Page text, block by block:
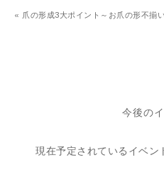
« 爪の形成3大ポイント～お爪の形不揃
今後の
現在予定されているイベン